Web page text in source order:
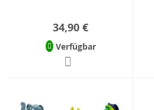
34,90 €
Verfügbar